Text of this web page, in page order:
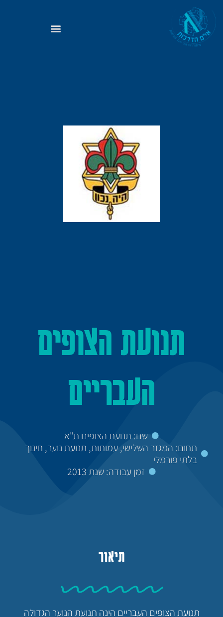
תנועת הצופים
העבריים
שם: תנועת הצופים ת"א
תחום: המגזר השלישי, עמותות, תנועת נוער, חינוך
בלתי פורמלי
זמן עבודה: שנת 2013
תיאור
תנועת הצופים העבריים הינה תנועת הנוער הגדולה